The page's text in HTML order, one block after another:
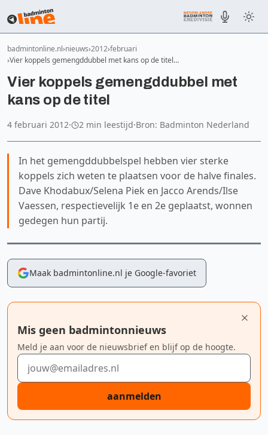
badmintonline.nl nieuws 2012 februari
Vier koppels gemengddubbel met kans op de titel…
Vier koppels gemengddubbel met
kans op de titel
4 februari 2012· 2 min leestijd·Bron: Badminton Nederland
In het gemengddubbelspel hebben vier sterke
koppels zich weten te plaatsen voor de halve finales.
Dave Khodabux/Selena Piek en Jacco Arends/Ilse
Vaessen, respectievelijk 1e en 2e geplaatst, wonnen
gedegen hun partij.
Maak badmintonline.nl je Google-favoriet
Mis geen badmintonnieuws
Meld je aan voor de nieuwsbrief en blijf op de hoogte.
E-mailadres
aanmelden